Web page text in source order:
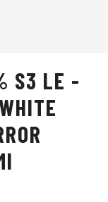
S3 LE -